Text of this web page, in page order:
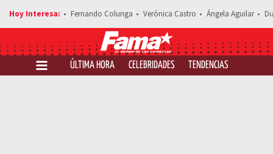
Fernando Colunga Verónica Castro Ángela Aguilar
ÚLTIMA HORA CELEBRIDADES TENDENCIAS